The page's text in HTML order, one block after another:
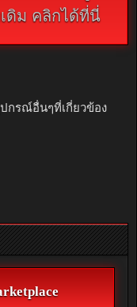
ดิม คลิกได้ที่นี่
กรณ์อื่นๆที่เกี่ยวข้อง